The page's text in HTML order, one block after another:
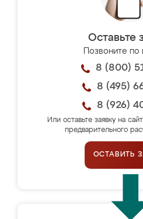
Оставьте
Позвоните
8 (800)
8 (495)
8 (926)
Или оставьте заявку на
предварительного
ОСТАВИТЬ